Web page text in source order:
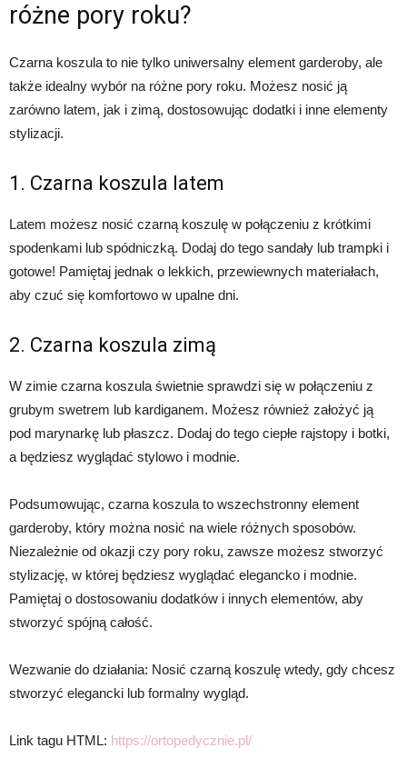
różne pory roku?
Czarna koszula to nie tylko uniwersalny element garderoby, ale
także idealny wybór na różne pory roku. Możesz nosić ją
zarówno latem, jak i zimą, dostosowując dodatki i inne elementy
stylizacji.
1. Czarna koszula latem
Latem możesz nosić czarną koszulę w połączeniu z krótkimi
spodenkami lub spódniczką. Dodaj do tego sandały lub trampki i
gotowe! Pamiętaj jednak o lekkich, przewiewnych materiałach,
aby czuć się komfortowo w upalne dni.
2. Czarna koszula zimą
W zimie czarna koszula świetnie sprawdzi się w połączeniu z
grubym swetrem lub kardiganem. Możesz również założyć ją
pod marynarkę lub płaszcz. Dodaj do tego ciepłe rajstopy i botki,
a będziesz wyglądać stylowo i modnie.
Podsumowując, czarna koszula to wszechstronny element
garderoby, który można nosić na wiele różnych sposobów.
Niezależnie od okazji czy pory roku, zawsze możesz stworzyć
stylizację, w której będziesz wyglądać elegancko i modnie.
Pamiętaj o dostosowaniu dodatków i innych elementów, aby
stworzyć spójną całość.
Wezwanie do działania: Nosić czarną koszulę wtedy, gdy chcesz
stworzyć elegancki lub formalny wygląd.
Link tagu HTML: https://ortopedycznie.pl/